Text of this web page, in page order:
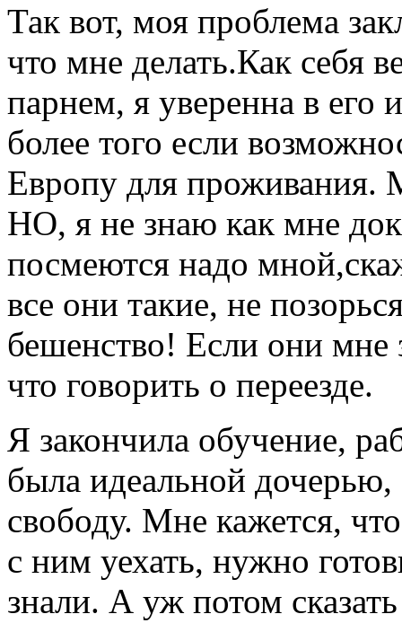
Так вот, моя проблема
что мне делать.Как себя
парнем, я уверенна в его
более того если
Европу для
НО, я не знаю как мне
посмеются надо
все они такие, не
бешенство! Если они мне
что говорить о переезде.
Я закончила обучение,
была идеальной
свободу. Мне кажется,
с ним уехать, нужно
знали. А уж потом